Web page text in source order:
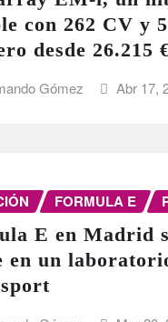
con 262 CV y
desde 26.215
Gómez Abr 17,
FORMULA E
E en Madrid
en un